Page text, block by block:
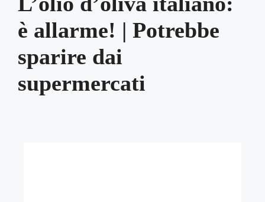
è allarme! | Potrebbe
sparire dai
supermercati